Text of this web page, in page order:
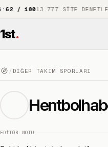
10013.777 SITE DENETLENDI
1st.
/ DIĞER TAKIM SPORLARI
EDITÖR NOTU